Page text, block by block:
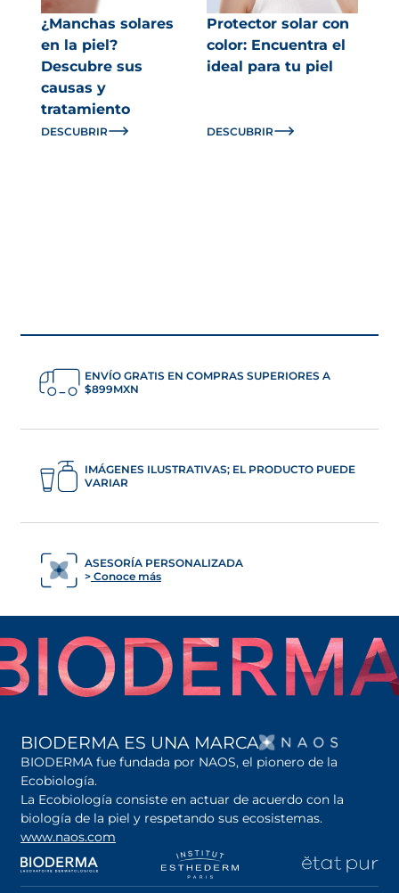
¿Manchas solares
en la piel?
Descubre sus
causas y
tratamiento
DESCUBRIR
Protector solar con
color: Encuentra el
ideal para tu piel
DESCUBRIR
ENVÍO GRATIS EN COMPRAS SUPERIORES A
$899MXN
IMÁGENES ILUSTRATIVAS; EL PRODUCTO PUEDE
VARIAR
ASESORÍA PERSONALIZADA
Conoce más
BIODERMA ES UNA MARCA SE
BIODERMA fue fundada por NAOS, el pionero de la
Ecobiología.
La Ecobiología consiste en actuar de acuerdo con la
biología de la piel y respetando sus ecosistemas.
www.naos.com
se abre en una pestaña nueva
se abre en una